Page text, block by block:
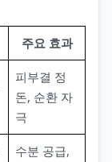
주요 효과
피부결 정
돈, 순환 자
극
수분 공급,